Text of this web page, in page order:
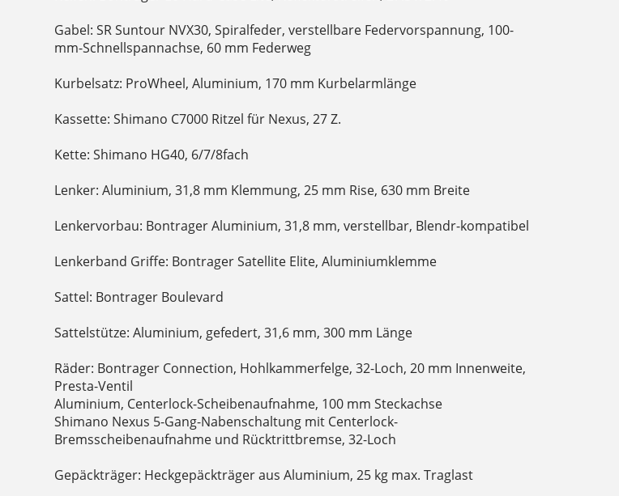
Gabel: SR Suntour NVX30, Spiralfeder, verstellbare Federvorspannung, 100-
mm-Schnellspannachse, 60 mm Federweg
Kurbelsatz: ProWheel, Aluminium, 170 mm Kurbelarmlänge
Kassette: Shimano C7000 Ritzel für Nexus, 27 Z.
Kette: Shimano HG40, 6/7/8fach
Lenker: Aluminium, 31,8 mm Klemmung, 25 mm Rise, 630 mm Breite
Lenkervorbau: Bontrager Aluminium, 31,8 mm, verstellbar, Blendr-kompatibel
Lenkerband Griffe: Bontrager Satellite Elite, Aluminiumklemme
Sattel: Bontrager Boulevard
Sattelstütze: Aluminium, gefedert, 31,6 mm, 300 mm Länge
Räder: Bontrager Connection, Hohlkammerfelge, 32-Loch, 20 mm Innenweite,
Presta-Ventil
Aluminium, Centerlock-Scheibenaufnahme, 100 mm Steckachse
Shimano Nexus 5-Gang-Nabenschaltung mit Centerlock-
Bremsscheibenaufnahme und Rücktrittbremse, 32-Loch
Gepäckträger: Heckgepäckträger aus Aluminium, 25 kg max. Traglast